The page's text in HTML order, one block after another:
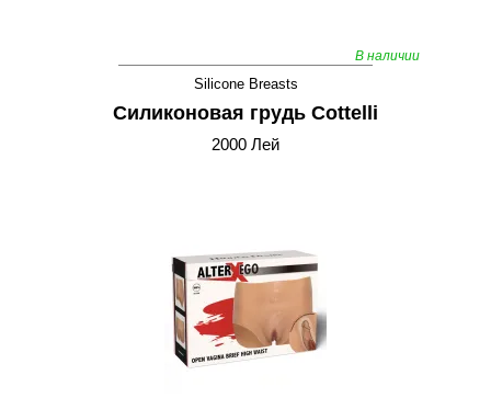
В наличии
Silicone Breasts
Силиконовая грудь Cottelli
2000 Лей